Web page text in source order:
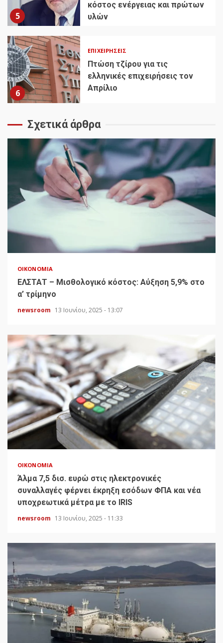
5
κόστος ενέργειας και πρώτων
υλών
6
ΕΠΙΧΕΙΡΉΣΕΙΣ
Πτώση τζίρου για τις
ελληνικές επιχειρήσεις τον
Απρίλιο
Σχετικά άρθρα
ΟΙΚΟΝΟΜΊΑ
ΕΛΣΤΑΤ – Μισθολογικό κόστος: Αύξηση 5,9% στο
α’ τρίμηνο
newsroom 13 Ιουνίου, 2025 - 13:07
ΟΙΚΟΝΟΜΊΑ
Άλμα 7,5 δισ. ευρώ στις ηλεκτρονικές
συναλλαγές φέρνει έκρηξη εσόδων ΦΠΑ και νέα
υποχρεωτικά μέτρα με το IRIS
newsroom 13 Ιουνίου, 2025 - 11:33